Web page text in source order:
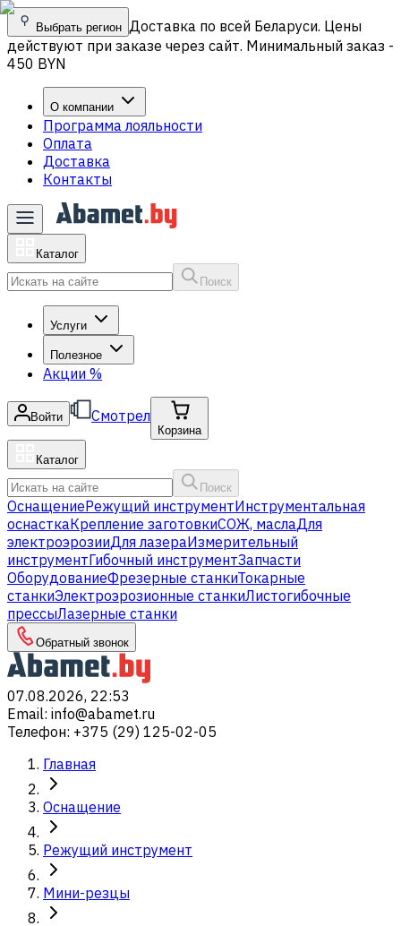
Выбрать регион Доставка по всей Беларуси. Цены
действуют при заказе через сайт. Минимальный заказ -
450 BYN
О компании
Программа лояльности
Оплата
Доставка
Контакты
Каталог
Поиск
Услуги
Полезное
Акции %
Войти Смотрел
Корзина
Каталог
Поиск
ОснащениеРежущий инструментИнструментальная
оснасткаКрепление заготовкиСОЖ, маслаДля
электроэрозииДля лазераИзмерительный
инструментГибочный инструментЗапчасти
ОборудованиеФрезерные станкиТокарные
станкиЭлектроэрозионные станкиЛистогибочные
прессыЛазерные станки
Обратный звонок
07.08.2026, 22:53
Email: info@abamet.ru
Телефон: +375 (29) 125-02-05
Главная
Оснащение
Режущий инструмент
Мини-резцы